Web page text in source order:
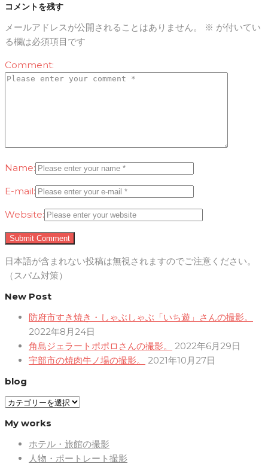
コメントを残す
メールアドレスが公開されることはありません。 ※ が付いてい
る欄は必須項目です
Comment:
Name:
E-mail:
Website:
日本語が含まれない投稿は無視されますのでご注意ください。
（スパム対策）
New Post
防府市すき焼き・しゃぶしゃぶ「いち遊」さんの撮影。
2022年8月24日
角島ジェラートポポロさんの撮影。
2022年6月29日
宇部市の焼肉牛ノ場の撮影。
2021年10月27日
blog
blog
My works
ホテル・旅館の撮影
人物・ポートレート撮影